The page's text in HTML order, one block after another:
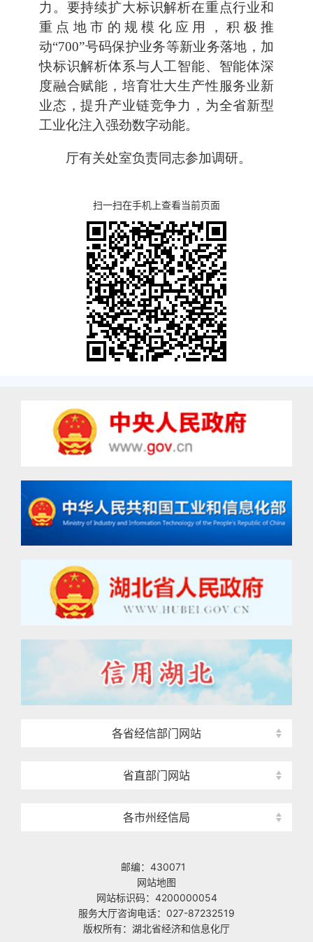
力。要持续扩大标识解析在重点行业和
重点地市的规模化应用，积极推
动“700”号码保护业务等新业务落地，加
快标识解析体系与人工智能、智能体深
度融合赋能，培育壮大生产性服务业新
业态，提升产业链竞争力，为全省新型
工业化注入强劲数字动能。
厅有关处室负责同志参加调研。
扫一扫在手机上查看当前页面
各省经信部门网站
省直部门网站
各市州经信局
邮编：430071
网站地图
网站标识码：4200000054
服务大厅咨询电话：027-87232519
版权所有：湖北省经济和信息化厅